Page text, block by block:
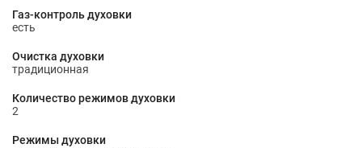
Газ-контроль духовки
есть
Очистка духовки
традиционная
Количество режимов духовки
2
Режимы духовки